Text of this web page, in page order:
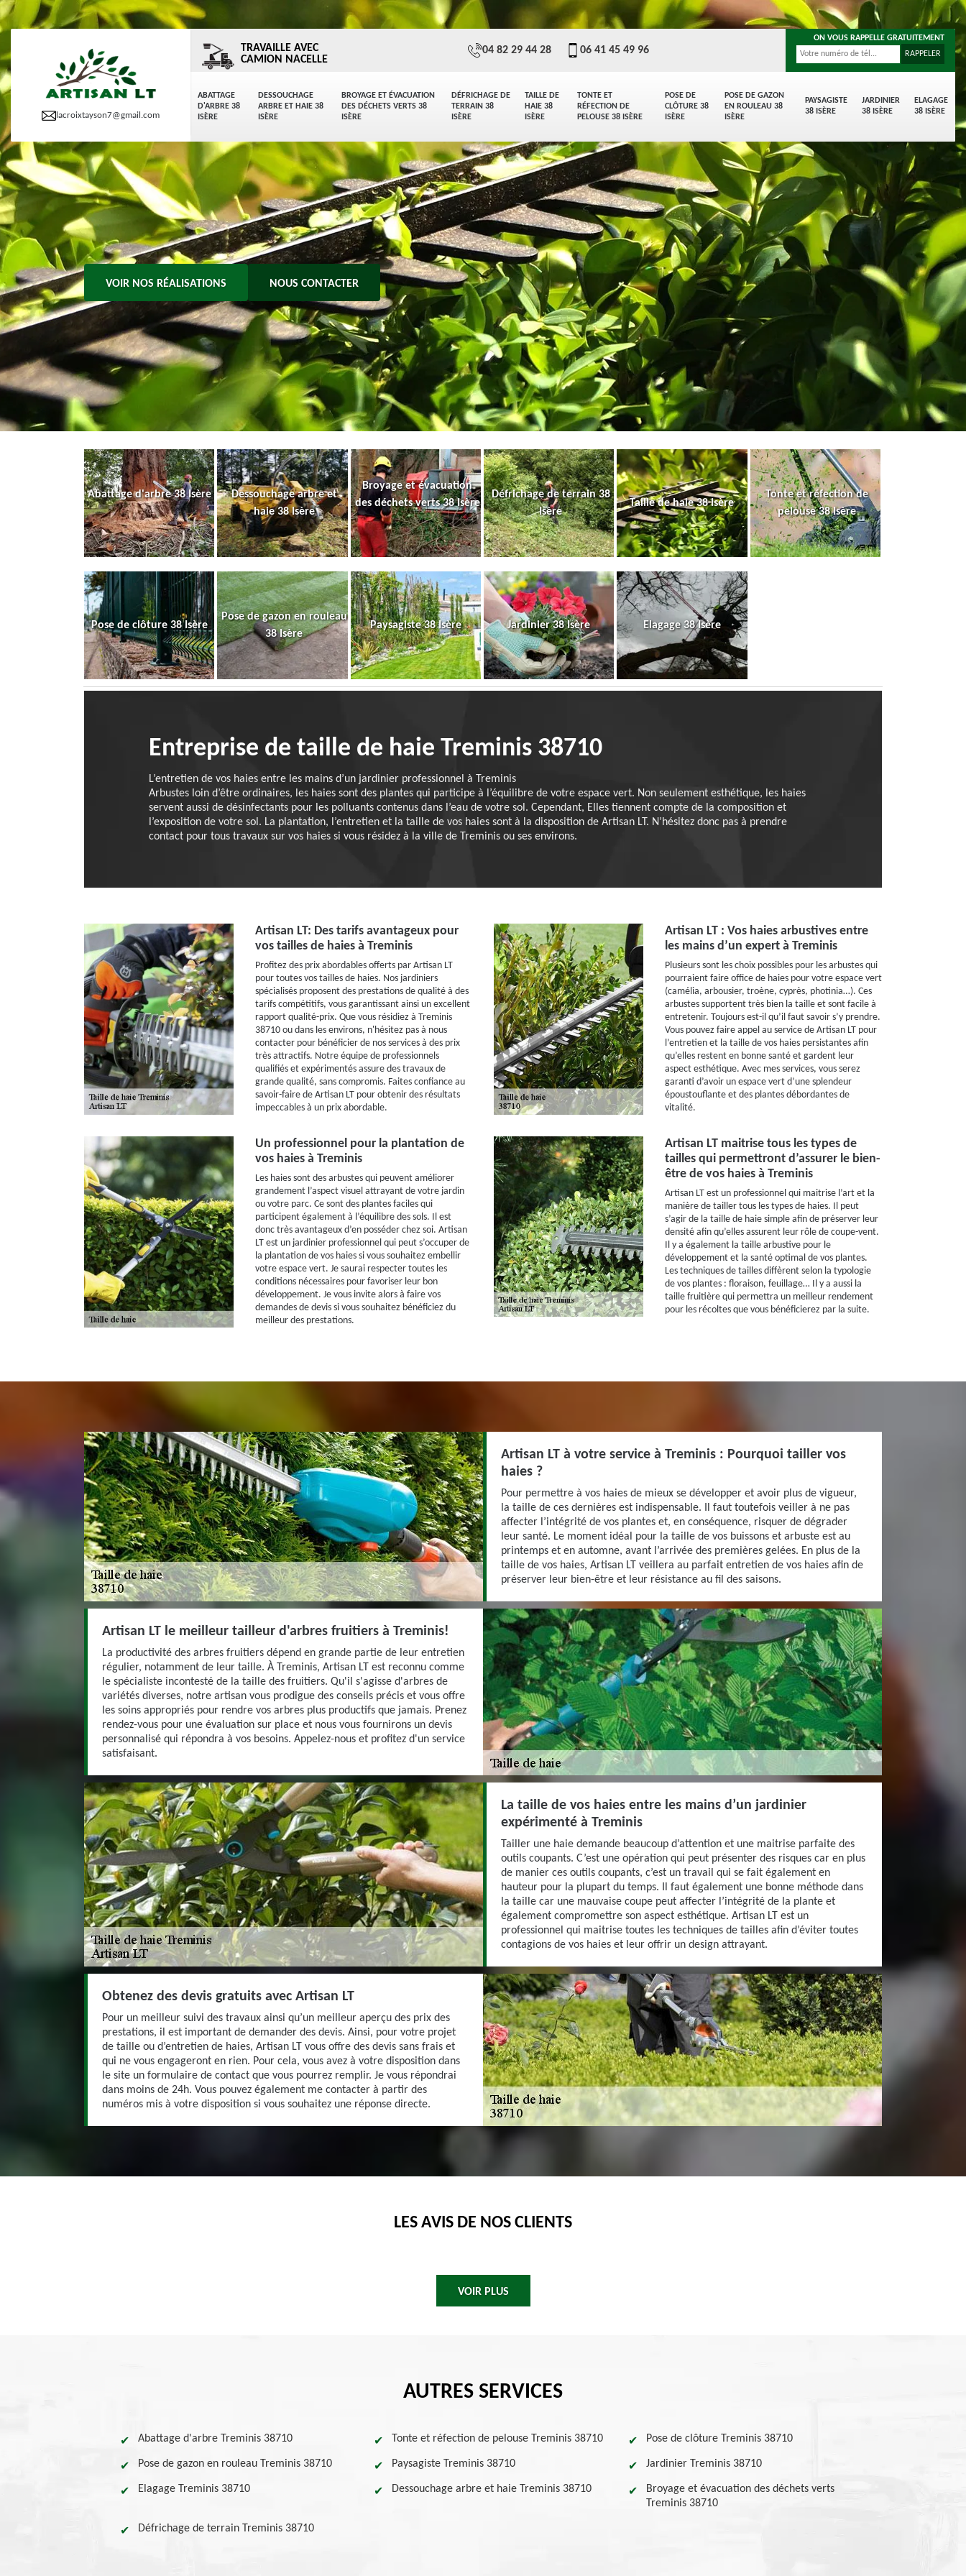
lacroixtayson7@gmail.com
ABATTAGE
D'ARBRE 38
ISÈRE
DESSOUCHAGE
ARBRE ET HAIE 38
ISÈRE
BROYAGE ET ÉVACUATION
DES DÉCHETS VERTS 38
ISÈRE
DÉFRICHAGE DE
TERRAIN 38
ISÈRE
TAILLE DE
HAIE 38
ISÈRE
TONTE ET
RÉFECTION DE
PELOUSE 38 ISÈRE
POSE DE
CLÔTURE 38
ISÈRE
POSE DE GAZON
EN ROULEAU 38
ISÈRE
PAYSAGISTE
38 ISÈRE
JARDINIER
38 ISÈRE
ELAGAGE
38 ISÈRE
TRAVAILLE AVEC
CAMION NACELLE
04 82 29 44 28 06 41 45 49 96
ON VOUS RAPPELLE GRATUITEMENT
VOIR NOS RÉALISATIONS NOUS CONTACTER
Abattage d'arbre 38 Isère
Dessouchage arbre et
haie 38 Isère
Broyage et évacuation
des déchets verts 38 Isère
Défrichage de terrain 38
Isère
Taille de haie 38 Isère
Tonte et réfection de
pelouse 38 Isère
Pose de clôture 38 Isère
Pose de gazon en rouleau
38 Isère
Paysagiste 38 Isère Jardinier 38 Isère Elagage 38 Isère
Entreprise de taille de haie Treminis 38710
L’entretien de vos haies entre les mains d’un jardinier professionnel à Treminis
Arbustes loin d’être ordinaires, les haies sont des plantes qui participe à l’équilibre de votre espace vert. Non seulement esthétique, les haies
servent aussi de désinfectants pour les polluants contenus dans l’eau de votre sol. Cependant, Elles tiennent compte de la composition et
l’exposition de votre sol. La plantation, l’entretien et la taille de vos haies sont à la disposition de Artisan LT. N’hésitez donc pas à prendre
contact pour tous travaux sur vos haies si vous résidez à la ville de Treminis ou ses environs.
Artisan LT: Des tarifs avantageux pour
vos tailles de haies à Treminis
Profitez des prix abordables offerts par Artisan LT
pour toutes vos tailles de haies. Nos jardiniers
spécialisés proposent des prestations de qualité à des
tarifs compétitifs, vous garantissant ainsi un excellent
rapport qualité-prix. Que vous résidiez à Treminis
38710 ou dans les environs, n'hésitez pas à nous
contacter pour bénéficier de nos services à des prix
très attractifs. Notre équipe de professionnels
qualifiés et expérimentés assure des travaux de
grande qualité, sans compromis. Faites confiance au
savoir-faire de Artisan LT pour obtenir des résultats
impeccables à un prix abordable.
Artisan LT : Vos haies arbustives entre
les mains d’un expert à Treminis
Plusieurs sont les choix possibles pour les arbustes qui
pourraient faire office de haies pour votre espace vert
(camélia, arbousier, troène, cyprès, photinia…). Ces
arbustes supportent très bien la taille et sont facile à
entretenir. Toujours est-il qu’il faut savoir s’y prendre.
Vous pouvez faire appel au service de Artisan LT pour
l’entretien et la taille de vos haies persistantes afin
qu’elles restent en bonne santé et gardent leur
aspect esthétique. Avec mes services, vous serez
garanti d’avoir un espace vert d’une splendeur
époustouflante et des plantes débordantes de
vitalité.
Un professionnel pour la plantation de
vos haies à Treminis
Les haies sont des arbustes qui peuvent améliorer
grandement l’aspect visuel attrayant de votre jardin
ou votre parc. Ce sont des plantes faciles qui
participent également à l’équilibre des sols. Il est
donc très avantageux d’en posséder chez soi. Artisan
LT est un jardinier professionnel qui peut s’occuper de
la plantation de vos haies si vous souhaitez embellir
votre espace vert. Je saurai respecter toutes les
conditions nécessaires pour favoriser leur bon
développement. Je vous invite alors à faire vos
demandes de devis si vous souhaitez bénéficiez du
meilleur des prestations.
Artisan LT maitrise tous les types de
tailles qui permettront d’assurer le bien-
être de vos haies à Treminis
Artisan LT est un professionnel qui maitrise l’art et la
manière de tailler tous les types de haies. Il peut
s’agir de la taille de haie simple afin de préserver leur
densité afin qu’elles assurent leur rôle de coupe-vent.
Il y a également la taille arbustive pour le
développement et la santé optimal de vos plantes.
Les techniques de tailles diffèrent selon la typologie
de vos plantes : floraison, feuillage… Il y a aussi la
taille fruitière qui permettra un meilleur rendement
pour les récoltes que vous bénéficierez par la suite.
Artisan LT à votre service à Treminis : Pourquoi tailler vos
haies ?
Pour permettre à vos haies de mieux se développer et avoir plus de vigueur,
la taille de ces dernières est indispensable. Il faut toutefois veiller à ne pas
affecter l’intégrité de vos plantes et, en conséquence, risquer de dégrader
leur santé. Le moment idéal pour la taille de vos buissons et arbuste est au
printemps et en automne, avant l’arrivée des premières gelées. En plus de la
taille de vos haies, Artisan LT veillera au parfait entretien de vos haies afin de
préserver leur bien-être et leur résistance au fil des saisons.
Artisan LT le meilleur tailleur d'arbres fruitiers à Treminis!
La productivité des arbres fruitiers dépend en grande partie de leur entretien
régulier, notamment de leur taille. À Treminis, Artisan LT est reconnu comme
le spécialiste incontesté de la taille des fruitiers. Qu'il s'agisse d'arbres de
variétés diverses, notre artisan vous prodigue des conseils précis et vous offre
les soins appropriés pour rendre vos arbres plus productifs que jamais. Prenez
rendez-vous pour une évaluation sur place et nous vous fournirons un devis
personnalisé qui répondra à vos besoins. Appelez-nous et profitez d'un service
satisfaisant.
La taille de vos haies entre les mains d’un jardinier
expérimenté à Treminis
Tailler une haie demande beaucoup d’attention et une maitrise parfaite des
outils coupants. C’est une opération qui peut présenter des risques car en plus
de manier ces outils coupants, c’est un travail qui se fait également en
hauteur pour la plupart du temps. Il faut également une bonne méthode dans
la taille car une mauvaise coupe peut affecter l’intégrité de la plante et
également compromettre son aspect esthétique. Artisan LT est un
professionnel qui maitrise toutes les techniques de tailles afin d’éviter toutes
contagions de vos haies et leur offrir un design attrayant.
Obtenez des devis gratuits avec Artisan LT
Pour un meilleur suivi des travaux ainsi qu’un meilleur aperçu des prix des
prestations, il est important de demander des devis. Ainsi, pour votre projet
de taille ou d’entretien de haies, Artisan LT vous offre des devis sans frais et
qui ne vous engageront en rien. Pour cela, vous avez à votre disposition dans
le site un formulaire de contact que vous pourrez remplir. Je vous répondrai
dans moins de 24h. Vous pouvez également me contacter à partir des
numéros mis à votre disposition si vous souhaitez une réponse directe.
LES AVIS DE NOS CLIENTS
VOIR PLUS
AUTRES SERVICES
Abattage d'arbre Treminis 38710 Tonte et réfection de pelouse Treminis 38710 Pose de clôture Treminis 38710
Pose de gazon en rouleau Treminis 38710 Paysagiste Treminis 38710 Jardinier Treminis 38710
Elagage Treminis 38710 Dessouchage arbre et haie Treminis 38710
Broyage et évacuation des déchets verts
Treminis 38710
Défrichage de terrain Treminis 38710